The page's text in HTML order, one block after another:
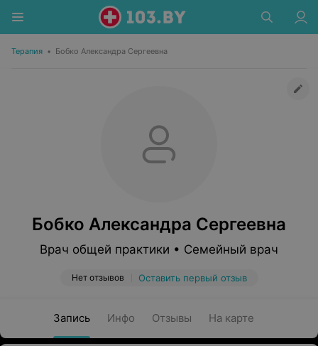
Терапия • Бобко Александра Сергеевна
Бобко Александра Сергеевна
Врач общей практики • Семейный врач
Нет отзывов Оставить первый отзыв
Запись Инфо Отзывы На карте